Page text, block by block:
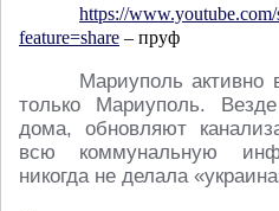
https://
feature=share – пруф
Мариуполь активно
только Мариуполь.
дома, обновляют
всю коммунальную
никогда не делала